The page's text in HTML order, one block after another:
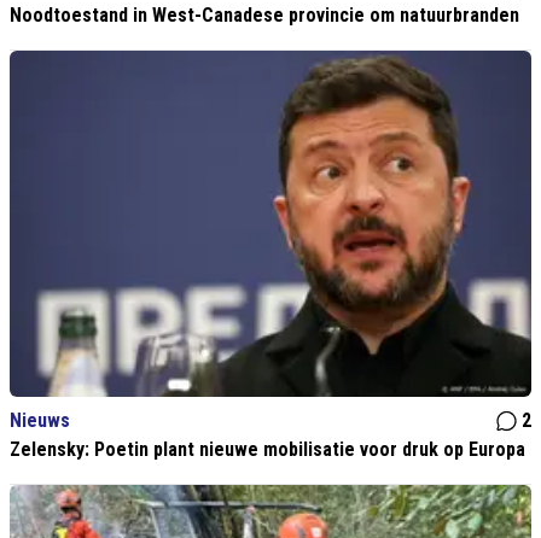
Noodtoestand in West-Canadese provincie om natuurbranden
Nieuws
2
Zelensky: Poetin plant nieuwe mobilisatie voor druk op Europa